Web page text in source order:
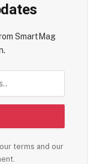
SmartMag
terms and our